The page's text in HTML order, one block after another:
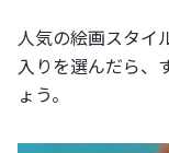
人気の絵画スタイ
入りを選んだら、
ょう。